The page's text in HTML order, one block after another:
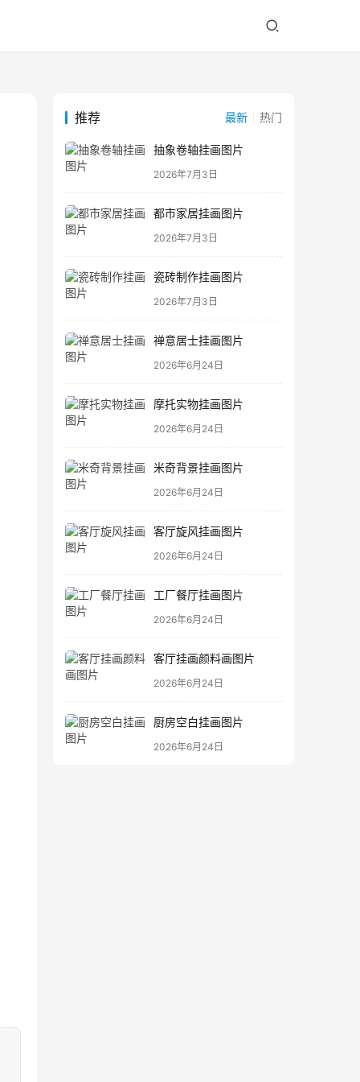
推荐 最新 热门
抽象卷轴挂画图片
2026年7月3日
都市家居挂画图片
2026年7月3日
瓷砖制作挂画图片
2026年7月3日
禅意居士挂画图片
2026年6月24日
摩托实物挂画图片
2026年6月24日
米奇背景挂画图片
2026年6月24日
客厅旋风挂画图片
2026年6月24日
工厂餐厅挂画图片
2026年6月24日
客厅挂画颜料画图片
2026年6月24日
厨房空白挂画图片
2026年6月24日